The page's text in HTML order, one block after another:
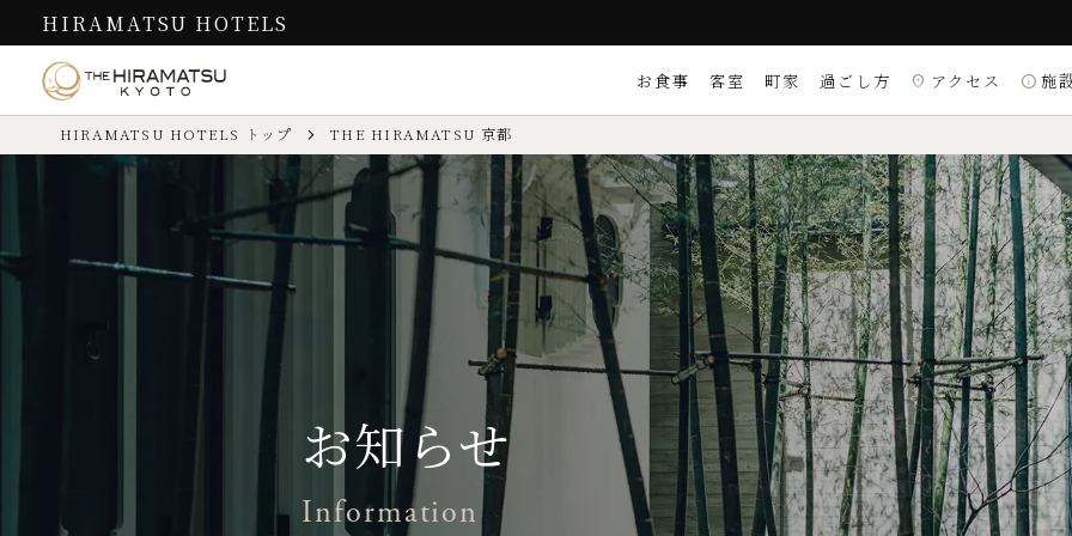
HIRAMATSU HOTELS
お食事
お食事
京町家の美しい空間を活かした
レストランは、イタリア料理と
割烹があります。
リストランテ ラ・ルーチェ
イタリア料理
割烹 いずみ
和食
客室
Guest Rooms
京都の街中にありながら、54㎡
～104㎡のゆったりとした空間で
す。
スタンダード スイート
町家 過ごし方
過ごし方
How to Spend
館内や近隣での過ごし方、ホテルの
ある役行者山のことをご案内しま
館内施設 観光・体験
location_on アクセス info 施
THE HIRAMATSU 京都
TEL.075-211-1751
（代表／予約受付時間 9:00～22:00）
こちら／ よくあるご質問はこちら
【IN】15:00～24:00（夕食付プランは18:30） 【OUT】11:00
お子様
ご宿泊いただけます
VISA／MASTER／JCB／AMEX／DINERS／銀聯
レストラン（日本料理・イタリア料理）
〒604-8174 京都市中
location_on Googleマップを
HIRAMATSU HOTELS トップ THE HIRAMATSU 京都
お知らせ
Information